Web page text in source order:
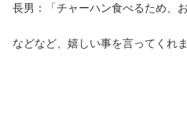
長男：「チャーハン食べるため、
などなど、嬉しい事を言ってくれま